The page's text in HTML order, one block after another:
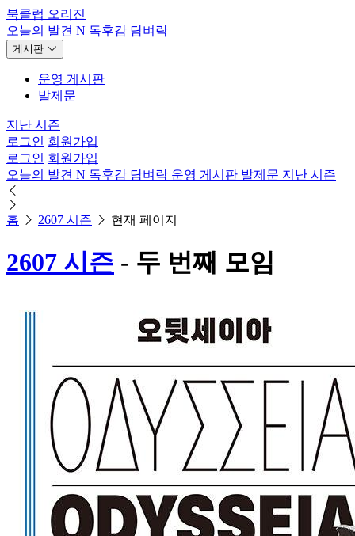
북클럽 오리진
오늘의 발견 N 독후감 담벼락
게시판
운영 게시판
발제문
지난 시즌
로그인 회원가입
로그인 회원가입
오늘의 발견 N 독후감 담벼락 운영 게시판 발제문 지난 시즌
홈 2607 시즌 현재 페이지
2607 시즌 - 두 번째 모임